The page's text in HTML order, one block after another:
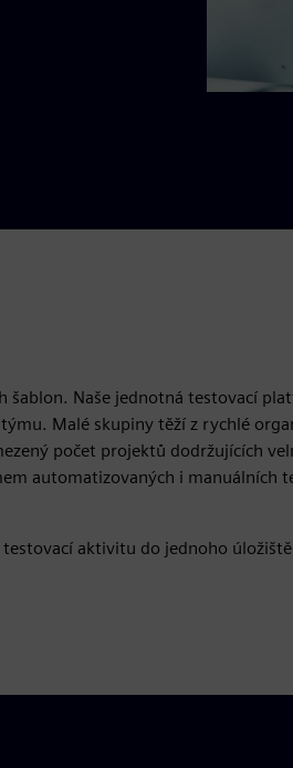
šablon. Naše jednotná testovací
Malé skupiny těží z rychlé
počet projektů dodržujících
automatizovaných i manuálních
aktivitu do jednoho